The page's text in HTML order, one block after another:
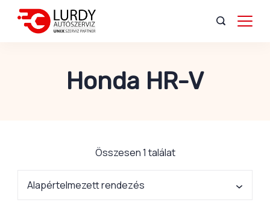
Honda HR-V
Összesen 1 találat